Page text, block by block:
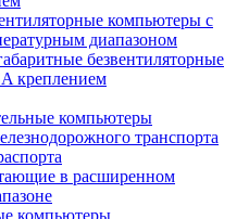
компьютеры с
диапазоном
безвентиляторные
креплением
компьютеры
транспорта
в расширенном
компьютеры